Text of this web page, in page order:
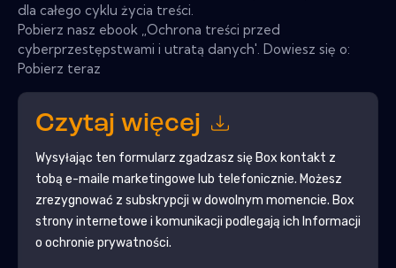
dla całego cyklu życia treści.
Pobierz nasz ebook „Ochrona treści przed
cyberprzestępstwami i utratą danych'. Dowiesz się o:
Pobierz teraz
Czytaj więcej
Wysyłając ten formularz zgadzasz się Box kontakt z
tobą e-maile marketingowe lub telefonicznie. Możesz
zrezygnować z subskrypcji w dowolnym momencie. Box
strony internetowe i komunikacji podlegają ich Informacji
o ochronie prywatności.